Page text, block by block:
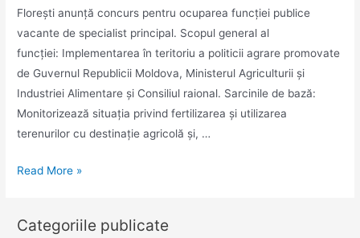
Floreşti anunţă concurs pentru ocuparea funcţiei publice
vacante de specialist principal. Scopul general al
funcției: Implementarea în teritoriu a politicii agrare promovate
de Guvernul Republicii Moldova, Ministerul Agriculturii și
Industriei Alimentare și Consiliul raional. Sarcinile de bază:
Monitorizează situația privind fertilizarea și utilizarea
terenurilor cu destinație agricolă și, …
Se
pentru
Read More »
Categoriile publicate